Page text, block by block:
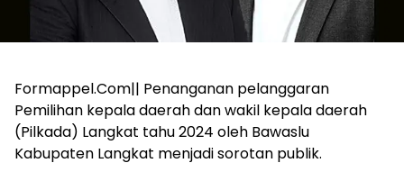
Formappel.Com|| Penanganan pelanggaran
Pemilihan kepala daerah dan wakil kepala daerah
(Pilkada) Langkat tahu 2024 oleh Bawaslu
Kabupaten Langkat menjadi sorotan publik.